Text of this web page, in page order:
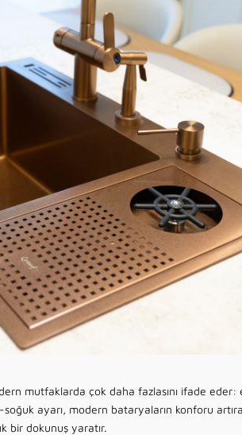
mutfaklarda çok daha fazlasını ifade
ayarı, modern bataryaların konforu
bir dokunuş yaratır.